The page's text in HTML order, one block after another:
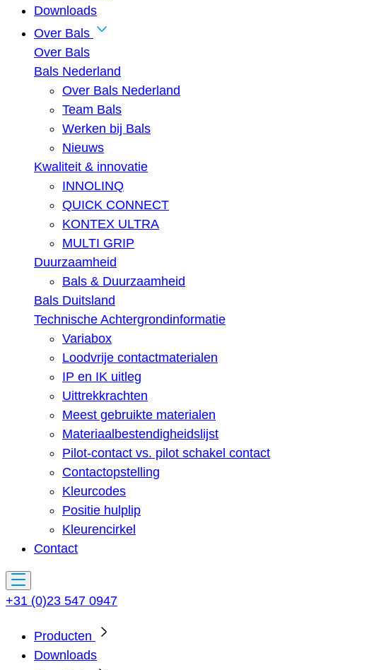
Downloads
Over Bals
Over Bals
Bals Nederland
Over Bals Nederland
Team Bals
Werken bij Bals
Nieuws
Kwaliteit & innovatie
INNOLINQ
QUICK CONNECT
KONTEX ULTRA
MULTI GRIP
Duurzaamheid
Bals & Duurzaamheid
Bals Duitsland
Technische Achtergrondinformatie
Variabox
Loodvrije contactmaterialen
IP en IK uitleg
Uittrekkrachten
Meest gebruikte materialen
Materiaalbestendigheidslijst
Pilot-contact vs. pilot schakel contact
Contactopstelling
Kleurcodes
Positie hulplip
Kleurencirkel
Contact
+31 (0)23 547 0947
Producten
Downloads